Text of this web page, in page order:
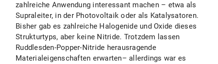
zahlreiche Anwendung interessant machen – etwa als
Supraleiter, in der Photovoltaik oder als Katalysatoren.
Bisher gab es zahlreiche Halogenide und Oxide dieses
Strukturtyps, aber keine Nitride. Trotzdem lassen
Ruddlesden-Popper-Nitride herausragende
Materialeigenschaften erwarten– allerdings war es